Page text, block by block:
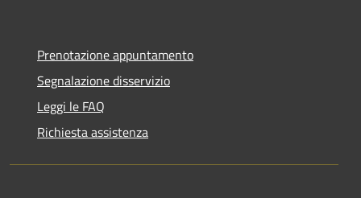
Prenotazione appuntamento
Segnalazione disservizio
Leggi le FAQ
Richiesta assistenza